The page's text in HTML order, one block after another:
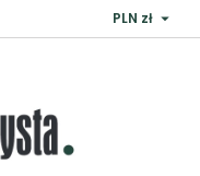
PLN zł 